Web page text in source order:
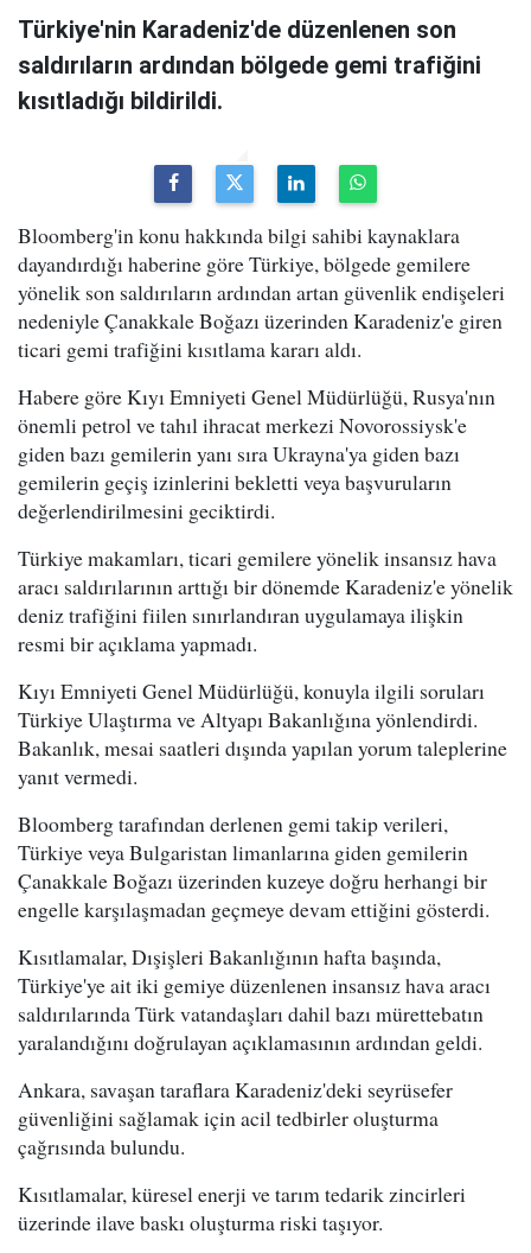
Türkiye'nin Karadeniz'de düzenlenen son
saldırıların ardından bölgede gemi trafiğini
kısıtladığı bildirildi.
Bloomberg'in konu hakkında bilgi sahibi kaynaklara
dayandırdığı haberine göre Türkiye, bölgede gemilere
yönelik son saldırıların ardından artan güvenlik endişeleri
nedeniyle Çanakkale Boğazı üzerinden Karadeniz'e giren
ticari gemi trafiğini kısıtlama kararı aldı.
Habere göre Kıyı Emniyeti Genel Müdürlüğü, Rusya'nın
önemli petrol ve tahıl ihracat merkezi Novorossiysk'e
giden bazı gemilerin yanı sıra Ukrayna'ya giden bazı
gemilerin geçiş izinlerini bekletti veya başvuruların
değerlendirilmesini geciktirdi.
Türkiye makamları, ticari gemilere yönelik insansız hava
aracı saldırılarının arttığı bir dönemde Karadeniz'e yönelik
deniz trafiğini fiilen sınırlandıran uygulamaya ilişkin
resmi bir açıklama yapmadı.
Kıyı Emniyeti Genel Müdürlüğü, konuyla ilgili soruları
Türkiye Ulaştırma ve Altyapı Bakanlığına yönlendirdi.
Bakanlık, mesai saatleri dışında yapılan yorum taleplerine
yanıt vermedi.
Bloomberg tarafından derlenen gemi takip verileri,
Türkiye veya Bulgaristan limanlarına giden gemilerin
Çanakkale Boğazı üzerinden kuzeye doğru herhangi bir
engelle karşılaşmadan geçmeye devam ettiğini gösterdi.
Kısıtlamalar, Dışişleri Bakanlığının hafta başında,
Türkiye'ye ait iki gemiye düzenlenen insansız hava aracı
saldırılarında Türk vatandaşları dahil bazı mürettebatın
yaralandığını doğrulayan açıklamasının ardından geldi.
Ankara, savaşan taraflara Karadeniz'deki seyrüsefer
güvenliğini sağlamak için acil tedbirler oluşturma
çağrısında bulundu.
Kısıtlamalar, küresel enerji ve tarım tedarik zincirleri
üzerinde ilave baskı oluşturma riski taşıyor.